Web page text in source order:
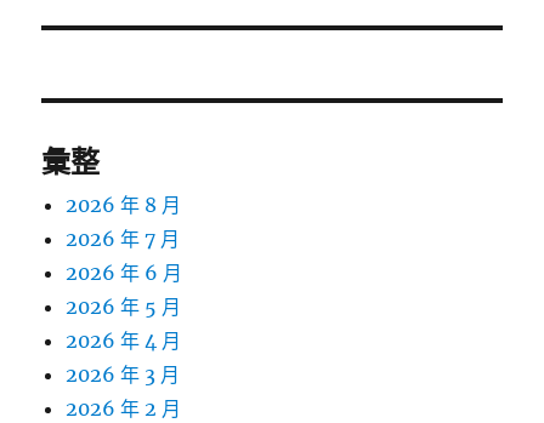
文
彙整
2026 年 8 月
2026 年 7 月
2026 年 6 月
2026 年 5 月
2026 年 4 月
2026 年 3 月
2026 年 2 月